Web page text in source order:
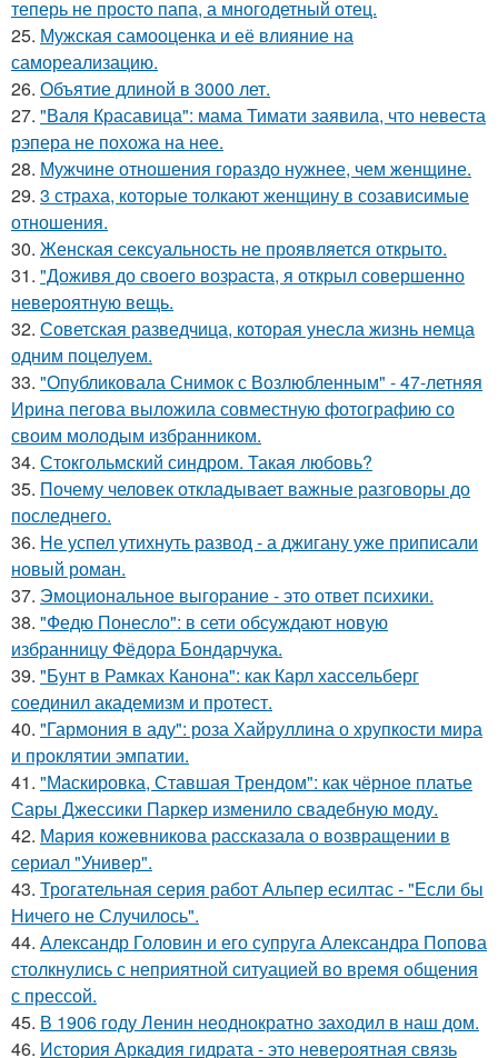
теперь не просто папа, а многодетный отец.
25. Мужская самооценка и её влияние на
самореализацию.
26. Объятие длиной в 3000 лет.
27. "Валя Красавица": мама Тимати заявила, что невеста
рэпера не похожа на нее.
28. Мужчине отношения гораздо нужнее, чем женщине.
29. 3 страха, которые толкают женщину в созависимые
отношения.
30. Женская сексуальность не проявляется открыто.
31. "Доживя до своего возpаста, я открыл совершенно
невероятную вещь.
32. Советская разведчица, которая унесла жизнь немца
одним поцелуем.
33. "Опубликовала Снимок с Возлюбленным" - 47-летняя
Ирина пегова выложила совместную фотографию со
своим молодым избранником.
34. Стокгольмский синдром. Такая любовь?
35. Почему человек откладывает важные разговоры до
последнего.
36. Не успел утихнуть развод - а джигану уже приписали
новый роман.
37. Эмоциональное выгорание - это ответ психики.
38. "Федю Понесло": в сети обсуждают новую
избранницу Фёдора Бондарчука.
39. "Бунт в Рамках Канона": как Карл хассельберг
соединил академизм и протест.
40. "Гармония в аду": роза Хайруллина о хрупкости мира
и проклятии эмпатии.
41. "Маскировка, Ставшая Трендом": как чёрное платье
Сары Джессики Паркер изменило свадебную моду.
42. Мария кожевникова рассказала о возвращении в
сериал "Универ".
43. Трогательная серия работ Альпер есилтас - "Если бы
Ничего не Случилось".
44. Александр Головин и его супруга Александра Попова
столкнулись с неприятной ситуацией во время общения
с прессой.
45. В 1906 году Ленин неоднократно заходил в наш дом.
46. История Аркадия гидрата - это невероятная связь